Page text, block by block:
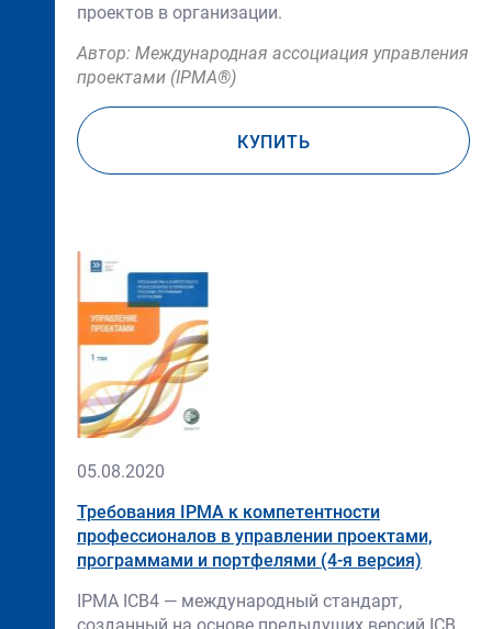
проектов в организации.
Автор: Международная ассоциация управления
проектами (IPMA®)
КУПИТЬ
Нет
изображения
05.08.2020
Требования IPMA к компетентности
профессионалов в управлении проектами,
программами и портфелями (4-я версия)
IPMA ICB4 — международный стандарт,